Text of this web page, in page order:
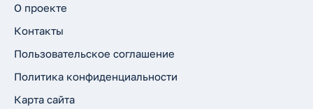
О проекте
Контакты
Пользовательское соглашение
Политика конфиденциальности
Карта сайта